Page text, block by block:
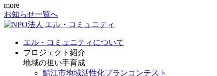
more
お知らせ一覧へ
エル・コミュニティについて
プロジェクト紹介
地域の担い手育成
鯖江市地域活性化プランコンテスト